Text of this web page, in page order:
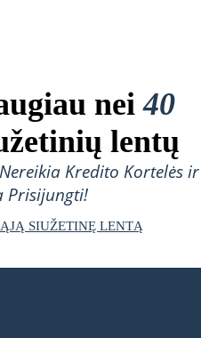
nei40
lentų
Kredito Kortelės ir
Prisijungti!
SIUŽETINĘ LENTĄ